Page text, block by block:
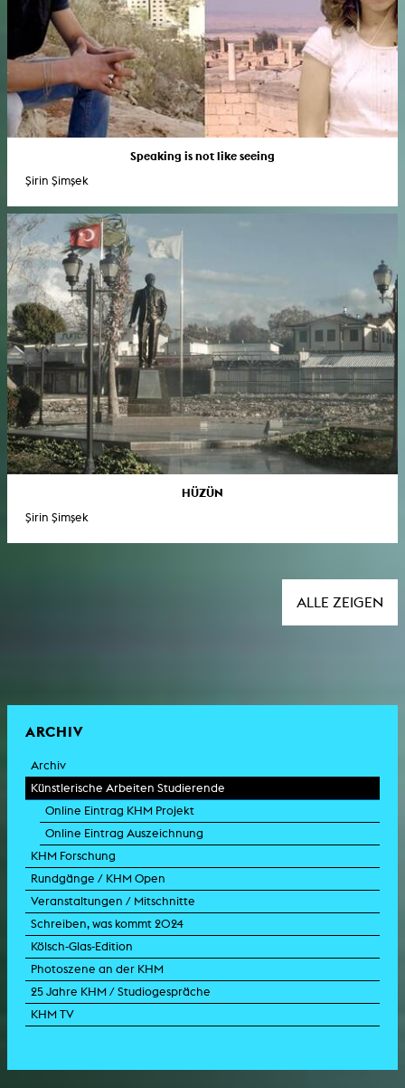
Speaking is not like seeing
Şirin Şimşek
HÜZÜN
Şirin Şimşek
ALLE ZEIGEN
ARCHIV
Archiv
Künstlerische Arbeiten Studierende
Online Eintrag KHM Projekt
Online Eintrag Auszeichnung
KHM Forschung
Rundgänge / KHM Open
Veranstaltungen / Mitschnitte
Schreiben, was kommt 2024
Kölsch-Glas-Edition
Photoszene an der KHM
25 Jahre KHM / Studiogespräche
KHM TV